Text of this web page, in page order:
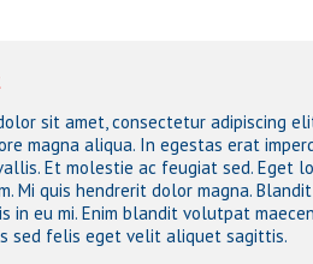
sit amet, consectetur adipiscing
magna aliqua. In egestas erat
Et molestie ac feugiat sed. Eget
Mi quis hendrerit dolor magna.
in eu mi. Enim blandit volutpat
sed felis eget velit aliquet sagittis.